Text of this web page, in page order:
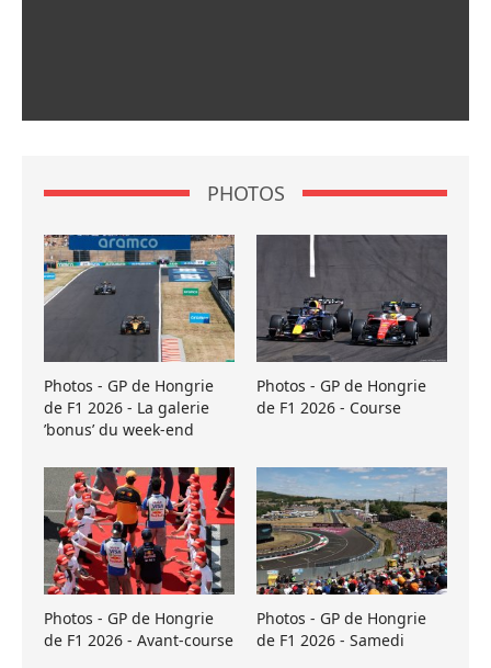
PHOTOS
Photos - GP de Hongrie
de F1 2026 - La galerie
’bonus’ du week-end
Photos - GP de Hongrie
de F1 2026 - Course
Photos - GP de Hongrie
de F1 2026 - Avant-course
Photos - GP de Hongrie
de F1 2026 - Samedi